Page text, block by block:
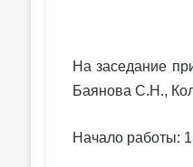
На заседание
Баянова С.Н.,
Начало работы: